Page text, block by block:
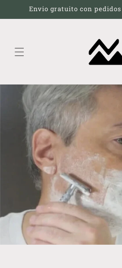
directamente
al contenido
Envio gratuito con pedidos